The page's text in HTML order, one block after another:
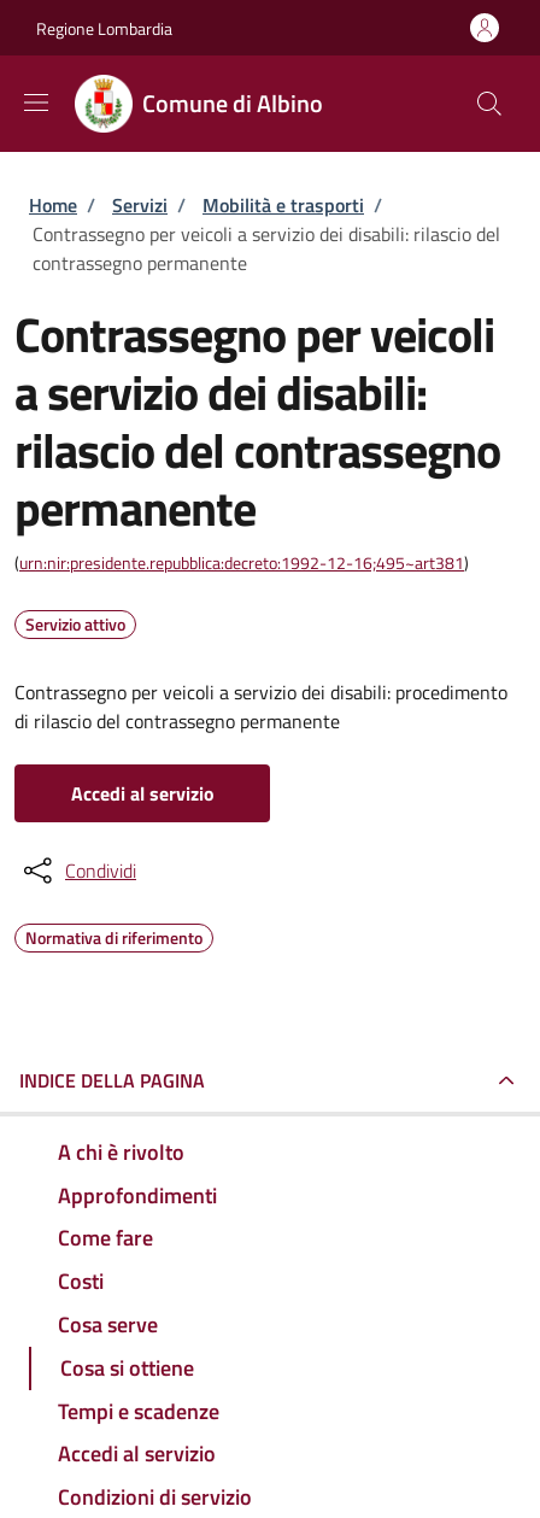
Regione Lombardia
Comune di Albino
Briciole di pane
Home / Servizi / Mobilità e trasporti /
Contrassegno per veicoli a servizio dei disabili: rilascio del
contrassegno permanente
Contrassegno per veicoli
a servizio dei disabili:
rilascio del contrassegno
permanente
(urn:nir:presidente.repubblica:decreto:1992-12-16;495~art381)
Servizio attivo
Contrassegno per veicoli a servizio dei disabili: procedimento
di rilascio del contrassegno permanente
Accedi al servizio
Condividi
Normativa di riferimento
INDICE DELLA PAGINA
A chi è rivolto
Approfondimenti
Come fare
Costi
Cosa serve
Cosa si ottiene
Tempi e scadenze
Accedi al servizio
Condizioni di servizio